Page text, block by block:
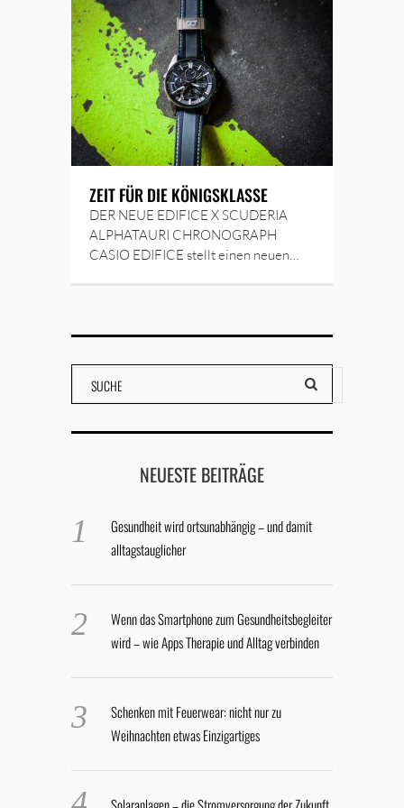
ZEIT FÜR DIE KÖNIGSKLASSE
DER NEUE EDIFICE X SCUDERIA
ALPHATAURI CHRONOGRAPH
CASIO EDIFICE stellt einen neuen…
NEUESTE BEITRÄGE
Gesundheit wird ortsunabhängig – und damit
alltagstauglicher
Wenn das Smartphone zum Gesundheitsbegleiter
wird – wie Apps Therapie und Alltag verbinden
Schenken mit Feuerwear: nicht nur zu
Weihnachten etwas Einzigartiges